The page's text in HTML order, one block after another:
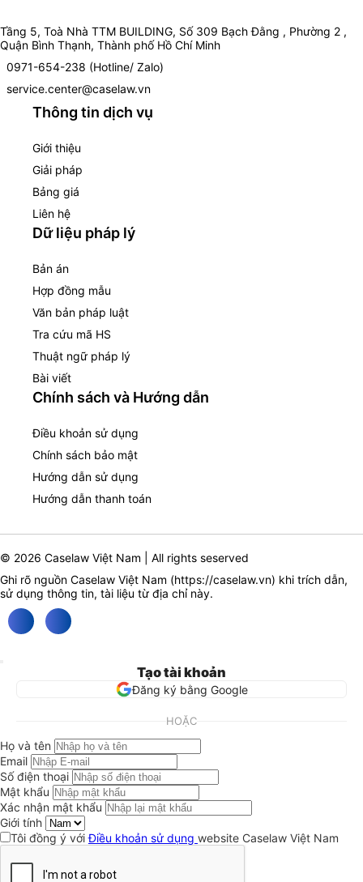
Tầng 5, Toà Nhà TTM BUILDING, Số 309 Bạch Đằng , Phường 2 ,
Quận Bình Thạnh, Thành phố Hồ Chí Minh
0971-654-238 (Hotline/ Zalo)
service.center@caselaw.vn
Thông tin dịch vụ
Giới thiệu
Giải pháp
Bảng giá
Liên hệ
Dữ liệu pháp lý
Bản án
Hợp đồng mẫu
Văn bản pháp luật
Tra cứu mã HS
Thuật ngữ pháp lý
Bài viết
Chính sách và Hướng dẫn
Điều khoản sử dụng
Chính sách bảo mật
Hướng dẫn sử dụng
Hướng dẫn thanh toán
© 2026 Caselaw Việt Nam | All rights seserved
Ghi rõ nguồn Caselaw Việt Nam (https://caselaw.vn) khi trích dẫn,
sử dụng thông tin, tài liệu từ địa chỉ này.
Tạo tài khoản
Đăng ký bằng Google
HOẶC
Họ và tên
Email
Số điện thoại
Mật khẩu
Xác nhận mật khẩu
Giới tính
Tôi đồng ý vớiĐiều khoản sử dụng website Caselaw Việt Nam